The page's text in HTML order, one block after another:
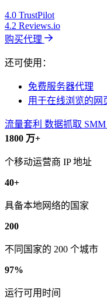
4.0 TrustPilot
4.2 Reviews.io
购买代理
还可使用：
免费服务器代理
用于在线浏览的网
流量套利 数据抓取 SMM
1800 万+
个移动运营商 IP 地址
40+
具备本地网络的国家
200
不同国家的 200 个城市
97%
运行可用时间